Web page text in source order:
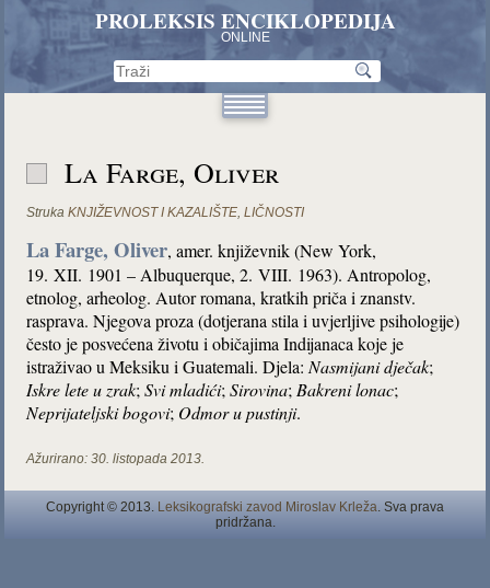
PROLEKSIS ENCIKLOPEDIJA
ONLINE
La Farge, Oliver
Struka KNJIŽEVNOST I KAZALIŠTE,LIČNOSTI
La Farge, Oliver, amer. književnik (New York,
19. XII. 1901 – Albuquerque, 2. VIII. 1963). Antropolog,
etnolog, arheolog. Autor romana, kratkih priča i znanstv.
rasprava. Njegova proza (dotjerana stila i uvjerljive psihologije)
često je posvećena životu i običajima Indijanaca koje je
istraživao u Meksiku i Guatemali. Djela: Nasmijani dječak;
Iskre lete u zrak;Svi mladići;Sirovina; Bakreni lonac;
Neprijateljski bogovi; Odmor u pustinji.
Ažurirano: 30. listopada 2013.
Copyright © 2013. Leksikografski zavod Miroslav Krleža. Sva prava
pridržana.